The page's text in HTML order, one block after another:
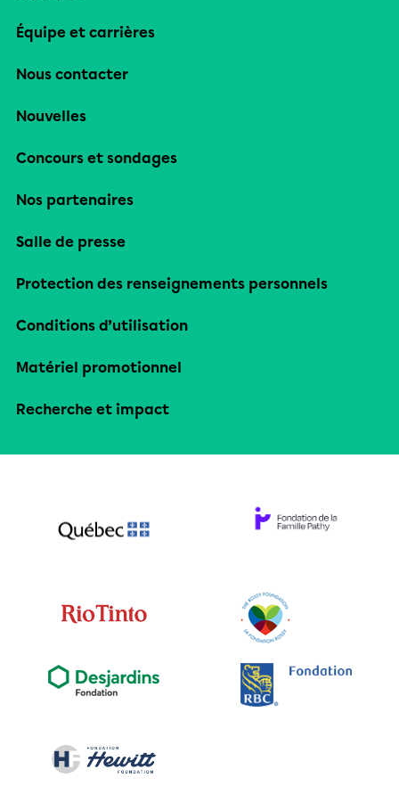
Équipe et carrières
Nous contacter
Nouvelles
Concours et sondages
Nos partenaires
Salle de presse
Protection des renseignements personnels
Conditions d’utilisation
Matériel promotionnel
Recherche et impact